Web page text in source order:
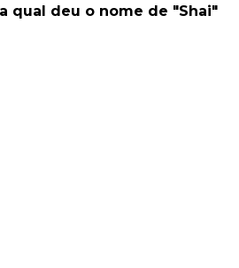
qual deu o nome de "Shai"